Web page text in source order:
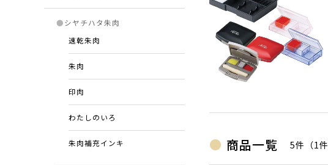
●シヤチハタ朱肉
速乾朱肉
朱肉
印肉
わたしのいろ
朱肉補充インキ 商品一覧 5件（1